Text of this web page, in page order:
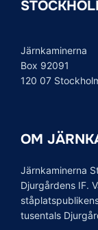
Järnkaminerna
Box 92091
120 07
OM
Järnkaminerna
Djurgårdens IF.
tusentals